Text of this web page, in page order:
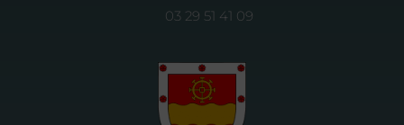
03 29 51 41 09